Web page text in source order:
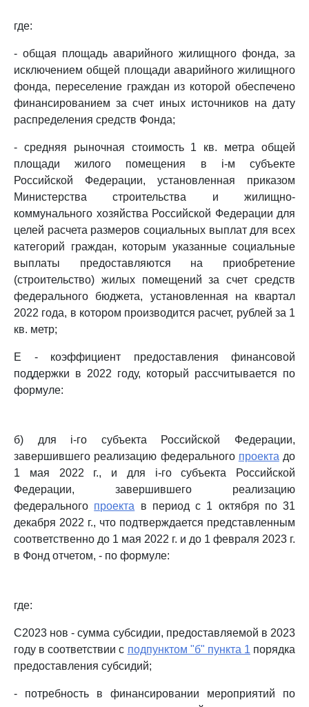
где:
- общая площадь аварийного жилищного фонда, за
исключением общей площади аварийного жилищного
фонда, переселение граждан из которой обеспечено
финансированием за счет иных источников на дату
распределения средств Фонда;
- средняя рыночная стоимость 1 кв. метра общей
площади жилого помещения в i-м субъекте
Российской Федерации, установленная приказом
Министерства строительства и жилищно-
коммунального хозяйства Российской Федерации для
целей расчета размеров социальных выплат для всех
категорий граждан, которым указанные социальные
выплаты предоставляются на приобретение
(строительство) жилых помещений за счет средств
федерального бюджета, установленная на квартал
2022 года, в котором производится расчет, рублей за 1
кв. метр;
E - коэффициент предоставления финансовой
поддержки в 2022 году, который рассчитывается по
формуле:
б) для i-го субъекта Российской Федерации,
завершившего реализацию федерального проекта до
1 мая 2022 г., и для i-го субъекта Российской
Федерации, завершившего реализацию
федерального проекта в период с 1 октября по 31
декабря 2022 г., что подтверждается представленным
соответственно до 1 мая 2022 г. и до 1 февраля 2023 г.
в Фонд отчетом, - по формуле:
где:
С2023 нов - сумма субсидии, предоставляемой в 2023
году в соответствии с подпунктом "б" пункта 1 порядка
предоставления субсидий;
- потребность в финансировании мероприятий по